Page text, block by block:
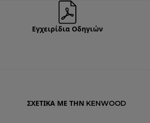
Εγχειρίδια Οδηγιών
ΣΧΕΤΙΚΆ ΜΕ ΤΗΝ KENWOOD